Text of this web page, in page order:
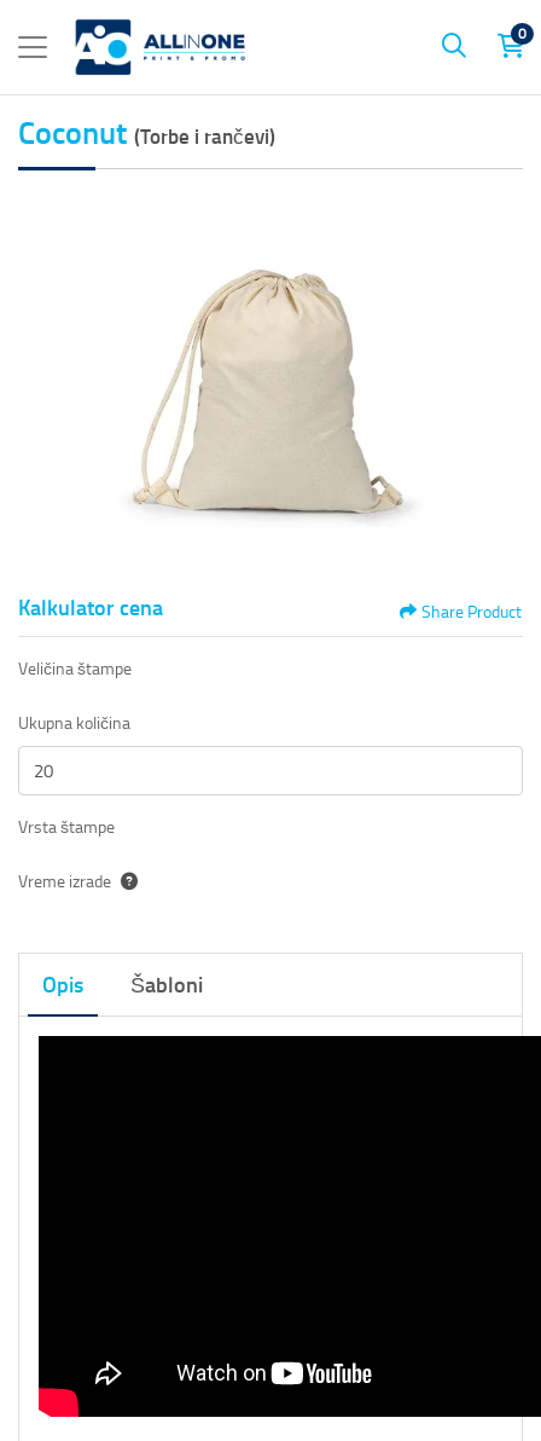
0
Coconut (Torbe i rančevi)
Kalkulator cena Share Product
Veličina štampe
Ukupna količina
Vrsta štampe
Vreme izrade
Opis Šabloni